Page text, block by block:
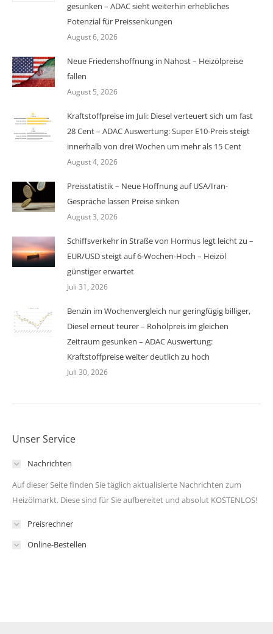
gesunken – ADAC sieht weiterhin erhebliches
Potenzial für Preissenkungen
August 6, 2026
Neue Friedenshoffnung in Nahost – Heizölpreise
fallen
August 5, 2026
Kraftstoffpreise im Juli: Diesel verteuert sich um fast
28 Cent – ADAC Auswertung: Super E10-Preis steigt
innerhalb von drei Wochen um mehr als 15 Cent
August 4, 2026
Preisstatistik – Neue Hoffnung auf USA/Iran-
Gespräche lassen Preise sinken
August 3, 2026
Schiffsverkehr in Straße von Hormus legt leicht zu –
EUR/USD steigt auf 6-Wochen-Hoch – Heizöl
günstiger erwartet
Juli 31, 2026
Benzin im Wochenvergleich nur geringfügig billiger,
Diesel erneut teurer – Rohölpreis im gleichen
Zeitraum gesunken – ADAC Auswertung:
Kraftstoffpreise weiter deutlich zu hoch
Juli 30, 2026
Unser Service
Nachrichten
Auf dieser Seite finden Sie täglich aktualisierte Nachrichten zum
Heizölmarkt. Diese sind für Sie aufbereitet und absolut KOSTENLOS!
Preisrechner
Online-Bestellen